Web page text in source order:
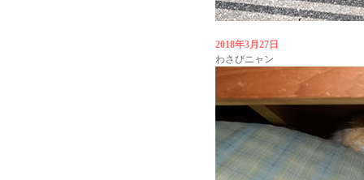
2018年3月27日
わさびニャン